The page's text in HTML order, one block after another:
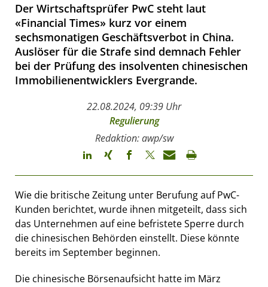
Der Wirtschaftsprüfer PwC steht laut
«Financial Times» kurz vor einem
sechsmonatigen Geschäftsverbot in China.
Auslöser für die Strafe sind demnach Fehler
bei der Prüfung des insolventen chinesischen
Immobilienentwicklers Evergrande.
22.08.2024, 09:39 Uhr
Regulierung
Redaktion: awp/sw
Wie die britische Zeitung unter Berufung auf PwC-
Kunden berichtet, wurde ihnen mitgeteilt, dass sich
das Unternehmen auf eine befristete Sperre durch
die chinesischen Behörden einstellt. Diese könnte
bereits im September beginnen.
Die chinesische Börsenaufsicht hatte im März